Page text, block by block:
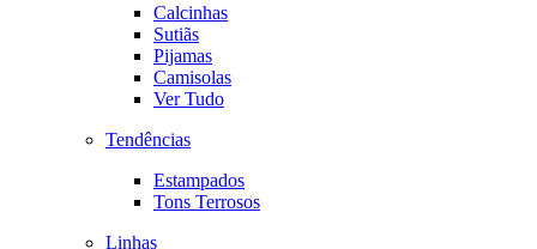
Calcinhas
Sutiãs
Pijamas
Camisolas
Ver Tudo
Tendências
Estampados
Tons Terrosos
Linhas